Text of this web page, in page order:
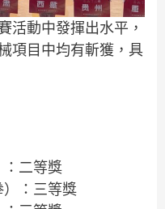
活動中發揮出水平，
項目中均有斬獲，具
：二等獎
）：三等獎